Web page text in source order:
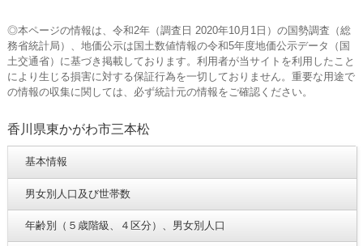
◎本ページの情報は、令和2年（調査日 2020年10月1日）の国勢調査（総
務省統計局）、地価公示は国土数値情報の令和5年度地価公示データ（国
土交通省）に基づき掲載しております。利用者が当サイトを利用したこと
により生じる損害に対する保証行為を一切しておりません。重要な用途で
の情報の収集に関しては、必ず統計元の情報をご確認ください。
香川県東かがわ市三本松
基本情報
男女別人口及び世帯数
年齢別（５歳階級、４区分）、男女別人口